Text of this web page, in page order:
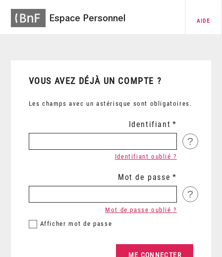
Espace Personnel AIDE
VOUS AVEZ DÉJÀ UN COMPTE ?
Les champs avec un astérisque sont obligatoires.
Identifiant
?
Identifiant oublié ?
Mot de passe
?
Afficher mot de passe
Mot de passe oublié ?